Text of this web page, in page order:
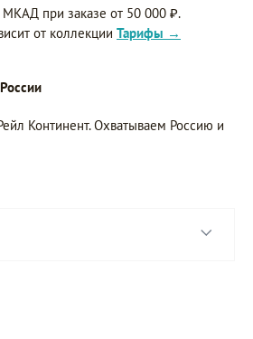
МКАД при заказе от 50 000 ₽.
от коллекции Тарифы →
Континент. Охватываем Россию и